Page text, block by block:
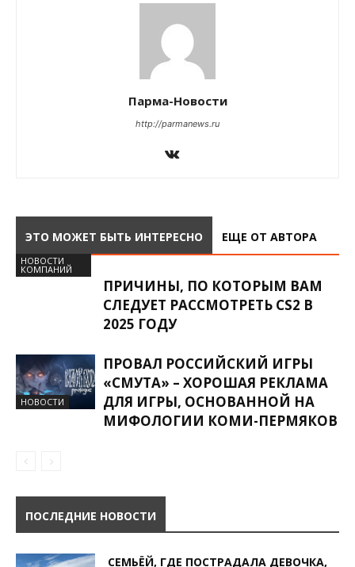
Парма-Новости
http://parmanews.ru
ЭТО МОЖЕТ БЫТЬ ИНТЕРЕСНО ЕЩЕ ОТ АВТОРА
НОВОСТИ
КОМПАНИЙ
ПРИЧИНЫ, ПО КОТОРЫМ ВАМ
СЛЕДУЕТ РАССМОТРЕТЬ CS2 В
2025 ГОДУ
НОВОСТИ
ПРОВАЛ РОССИЙСКИЙ ИГРЫ
«СМУТА» – ХОРОШАЯ РЕКЛАМА
ДЛЯ ИГРЫ, ОСНОВАННОЙ НА
МИФОЛОГИИ КОМИ-ПЕРМЯКОВ
ПОСЛЕДНИЕ НОВОСТИ
СЕМЬЁЙ, ГДЕ ПОСТРАДАЛА ДЕВОЧКА,